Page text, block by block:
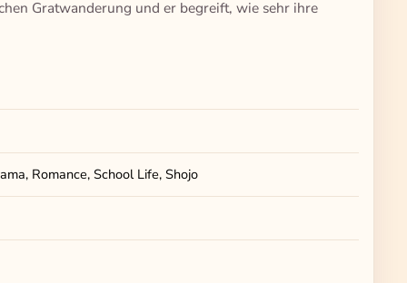
Gratwanderung und er begreift, wie sehr ihre
Romance, School Life, Shojo